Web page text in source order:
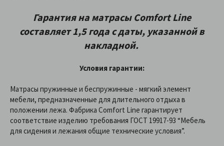
Гарантия на матрасы Comfort Line
составляет 1,5 года с даты, указанной в
накладной.
Условия гарантии:
Матрасы пружинные и беспружинные - мягкий элемент
мебели, предназначенные для длительного отдыха в
положении лежа. Фабрика Comfort Line гарантирует
соответствие изделию требования ГОСТ 19917-93 “Мебель
для сидения и лежания общие технические условия”.